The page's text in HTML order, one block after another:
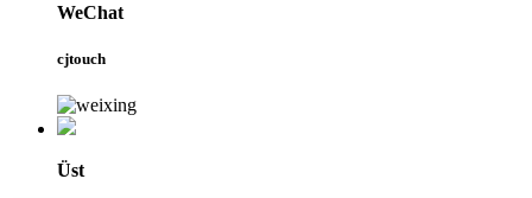
WeChat
cjtouch
Üst